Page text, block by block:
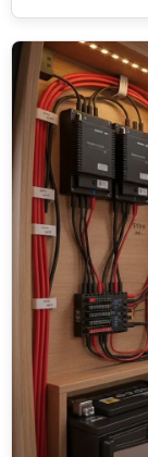
(Çevirici) adı verilir.